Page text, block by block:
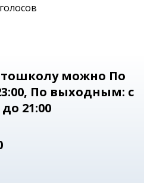
голосов
можно По
, По выходным: с
до 21:00